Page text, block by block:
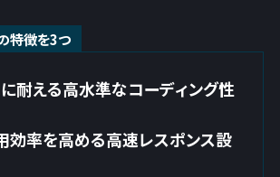
特徴を3つ
耐える高水準なコーディング性
効率を高める高速レスポンス設